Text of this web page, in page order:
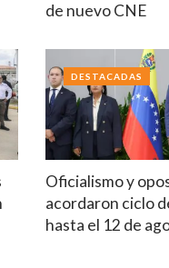
de nuevo CNE
Oficialismo y
acordaron ciclo
hasta el 12 de
DESTACADAS